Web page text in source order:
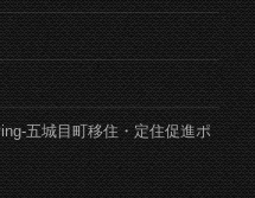
五城目町移住・定住促進ポ